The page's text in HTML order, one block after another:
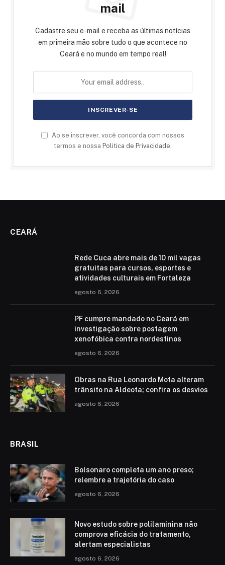
mail
Cadastre seu e-mail e receba as últimas notícias
em primeira mão sobre tudo o que acontece no
Ceará e no mundo em tempo real!
Ao se inscrever, você concorda com nossos
termos e nossa Politica de Privacidade
CEARÁ
Rede Cuca abre mais de 10 mil vagas
gratuitas para cursos, esportes e
atividades culturais em Fortaleza
agosto 6, 2026
PF cumpre mandado no Ceará em
investigação sobre postagem
xenofóbica contra nordestinos
agosto 6, 2026
Obras na Rua Leonardo Mota alteram
trânsito na Aldeota; confira os desvios
agosto 6, 2026
BRASIL
Bolsonaro completa um ano preso;
relembre a trajetória do caso
agosto 6, 2026
Novo estudo sobre polilaminina não
comprova eficácia do tratamento,
alertam especialistas
agosto 6, 2026